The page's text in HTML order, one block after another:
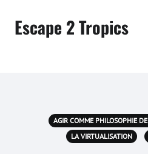
Escape 2 Tropics
AGIR COMME PHILOSOPHIE
LA VIRTUALISATION